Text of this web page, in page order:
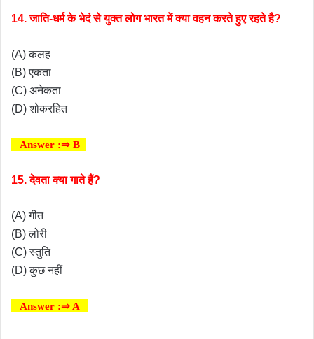
14. जाति-धर्म के भेदं से युक्त लोग भारत में क्या वहन करते हुए रहते है?
(A) कलह
(B) एकता
(C) अनेकता
(D) शोकरहित
Answer :⇒ B
15. देवता क्या गाते हैं?
(A) गीत
(B) लोरी
(C) स्तुति
(D) कुछ नहीं
Answer :⇒ A